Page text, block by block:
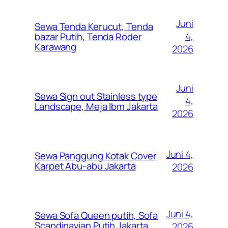
Sewa Tenda Kerucut, Tenda
bazar Putih, Tenda Roder
Karawang
Juni
4,
2026
Sewa Sign out Stainless type
Landscape, Meja Ibm Jakarta
Juni
4,
2026
Sewa Panggung Kotak Cover
Karpet Abu-abu Jakarta
Juni 4,
2026
Sewa Sofa Queen putih, Sofa
Juni 4,